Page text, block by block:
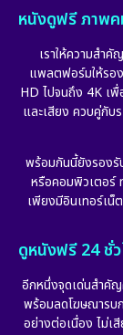
หนังดูฟรี ภาพ
เราให้ความสำ
แพลตฟอร์มให้รอ
HD ไปจนถึง 4K เ
และเสียง ควบคู่กับ
พร้อมกันนี้ยังรองรั
หรือคอมพิวเตอร์
เพียงมีอินเทอร์เน็
ดูหนังฟรี 24 ชั่
อีกหนึ่งจุดเด่นสำคั
พร้อมลดโฆษณารบ
อย่างต่อเนื่อง ไม่เ